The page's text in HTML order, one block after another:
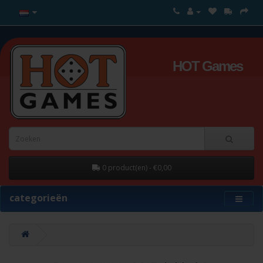
HOT Games
0 product(en) - €0,00
categorieën